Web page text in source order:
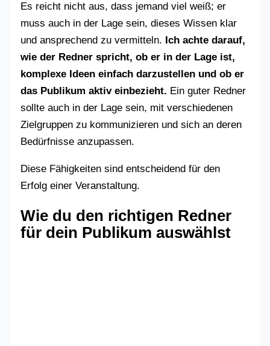
Es reicht nicht aus, dass jemand viel weiß; er
muss auch in der Lage sein, dieses Wissen klar
und ansprechend zu vermitteln. Ich achte darauf,
wie der Redner spricht, ob er in der Lage ist,
komplexe Ideen einfach darzustellen und ob er
das Publikum aktiv einbezieht. Ein guter Redner
sollte auch in der Lage sein, mit verschiedenen
Zielgruppen zu kommunizieren und sich an deren
Bedürfnisse anzupassen.
Diese Fähigkeiten sind entscheidend für den
Erfolg einer Veranstaltung.
Wie du den richtigen Redner
für dein Publikum auswählst